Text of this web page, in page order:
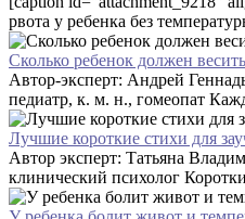
рвота у ребенка без
Сколько ребенок должен
Автор-эксперт: Андрей
педиатр, к. м. н., гомеопат
Лучшие короткие стихи для
Автор эксперт: Татьяна
клинический психолог